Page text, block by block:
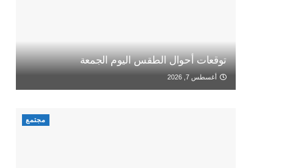
توقعات أحوال الطقس اليوم الجمعة
أغسطس 7, 2026
مجتمع